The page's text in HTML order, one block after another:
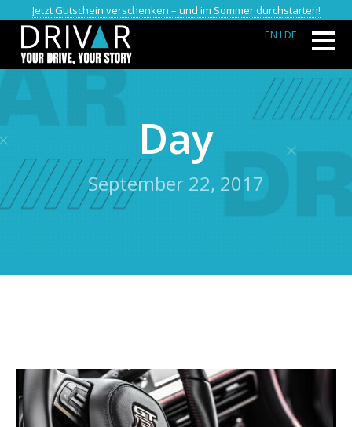
Jetzt Gutschein verschenken – und im Sommer durchstarten!
EN I DE
Day
September 22, 2017